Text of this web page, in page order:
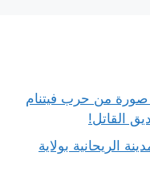
من حرب فيتنام
القاتل!
الريحانية بولاية